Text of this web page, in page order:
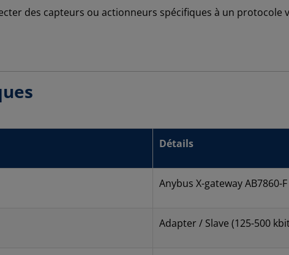
des capteurs ou actionneurs spécifiques à un protocole
Détails
Anybus X-gateway AB7860-F
Adapter / Slave (125-500